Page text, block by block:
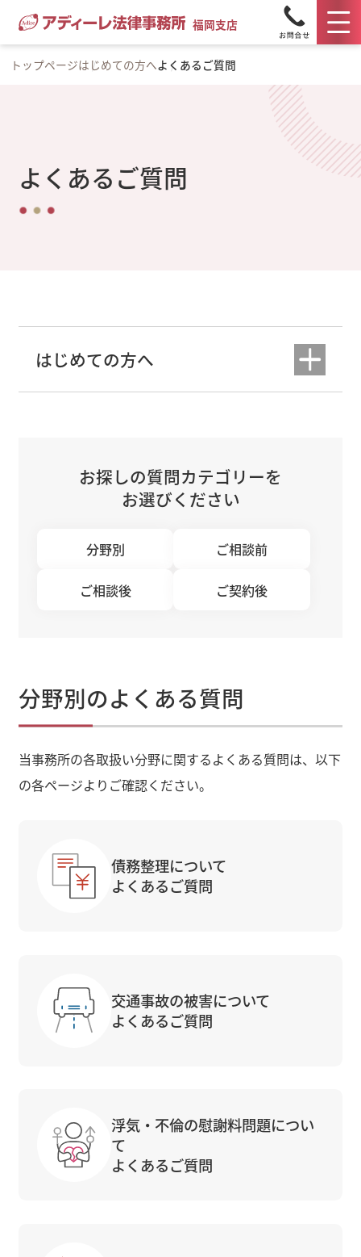
福岡支店
トップページはじめての方へよくあるご質問
よくあるご質問
はじめての方へ
お探しの質問カテゴリーを
お選びください
分野別 ご相談前
ご相談後 ご契約後
分野別のよくある質問
当事務所の各取扱い分野に関するよくある質問は、以下
の各ページよりご確認ください。
債務整理について
よくあるご質問
交通事故の被害について
よくあるご質問
浮気・不倫の慰謝料問題につい
て
よくあるご質問